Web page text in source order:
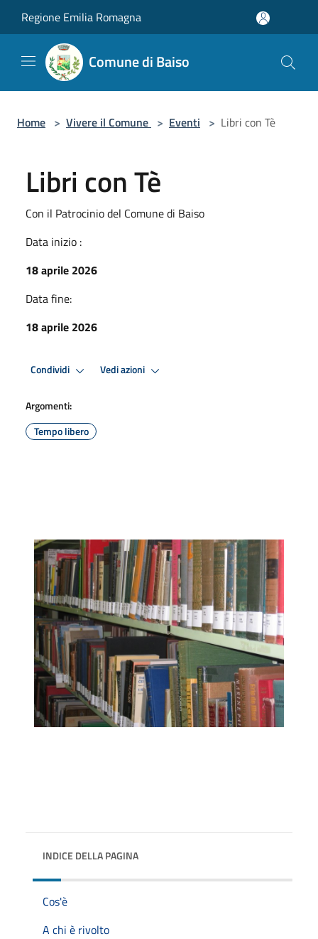
Regione Emilia Romagna
Comune di Baiso
Home > Vivere il Comune > Eventi > Libri con Tè
Libri con Tè
Con il Patrocinio del Comune di Baiso
Data inizio :
18 aprile 2026
Data fine:
18 aprile 2026
Condividi Vedi azioni
Argomenti:
Tempo libero
INDICE DELLA PAGINA
Cos'è
A chi è rivolto